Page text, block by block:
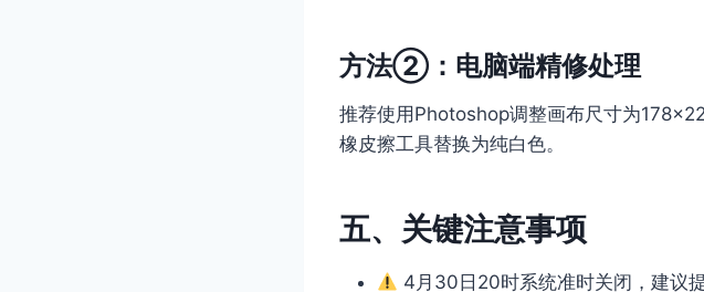
方法②：电脑端精修处理
推荐使用Photoshop调整画布尺寸为
橡皮擦工具替换为纯白色。
五、关键注意事项
4月30日20时系统准时关闭，建议